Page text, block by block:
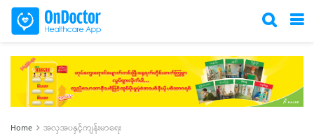
Home အလှအပနှင့်ကျန်းမာရေး